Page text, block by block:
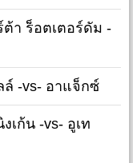
า ร็อตเตอร์ดัม -
ล์ -vs- อาแจ็กซ์
เก้น -vs- อูเท